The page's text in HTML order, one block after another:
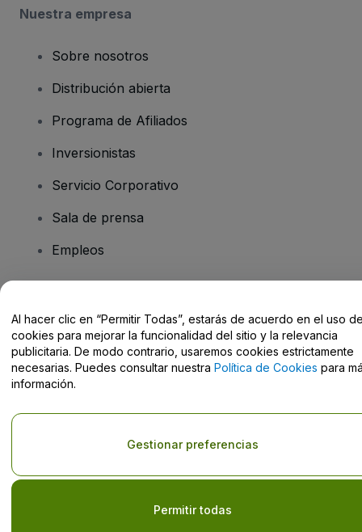
Nuestra empresa
Sobre nosotros
Distribución abierta
Programa de Afiliados
Inversionistas
Servicio Corporativo
Sala de prensa
Empleos
Centro de Ayuda / Contacto
Derechos reservados © viagogo GmbH 2026 Datos de la Empresa
El uso de este sitio web constituye la aceptación de los
y de laPolítica de Privacidad para Móviles
Al hacer clic en “Permitir Todas”, estarás de acuerdo en el uso
cookies para mejorar la funcionalidad del sitio y la relevancia
publicitaria. De modo contrario, usaremos cookies estrictamente
necesarias. Puedes consultar nuestra Política de Cookies para
información.
Permitir todas
Gestionar preferencias